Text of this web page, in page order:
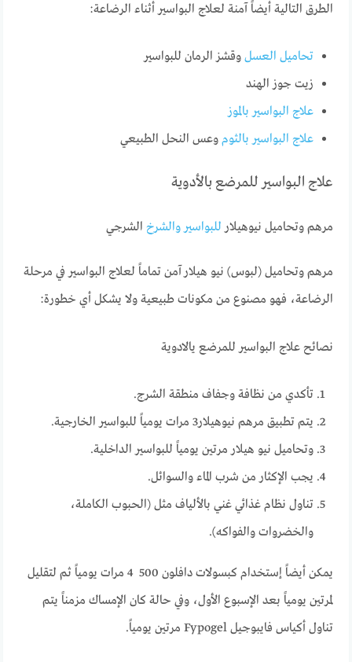
الطرق التالية أيضاً آمنة لعلاج البواسير أثناء الرضاعة:
تحاميل العسل وقشز الرمان للبواسير
زيت جوز الهند
علاج البواسير بالموز
علاج البواسير بالثوم وعس النحل الطبيعي
علاج البواسير للمرضع بالأدوية
مرهم وتحاميل نيوهيلار للبواسير والشرخ الشرجي
مرهم وتحاميل (لبوس) نيو هيلار آمن تماماً لعلاج البواسير في مرحلة
الرضاعة، فهو مصنوع من مكونات طبيعية ولا يشكل أي خطورة:
نصائح علاج البواسير للمرضع يالادوية
تأكدي من نظافة وجفاف منطقة الشرج.
يتم تطبيق مرهم نيوهيلار3 مرات يومياً للبواسير الخارجية.
وتحاميل نيو هيلار مرتين يومياً للبواسير الداخلية.
يجب الإكثار من شرب الماء والسوائل.
تناول نظام غذائي غني بالألياف مثل (الحبوب الكاملة،
والخضروات والفواكه).
يمكن أيضاً إستخدام كبسولات دافلون 500 4 مرات يومياً ثم لتقليل
لمرتين يومياً بعد الإسبوع الأول، وفي حالة كان الإمساك مزمناً يتم
تناول أكياس فايبوجيل Fypogel مرتين يومياً.